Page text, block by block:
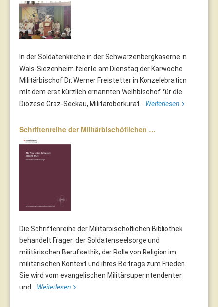
In der Soldatenkirche in der Schwarzenbergkaserne in
Wals-Siezenheim feierte am Dienstag der Karwoche
Militärbischof Dr. Werner Freistetter in Konzelebration
mit dem erst kürzlich ernannten Weihbischof für die
Diözese Graz-Seckau, Militäroberkurat... Weiterlesen
Schriftenreihe der Militärbischöflichen …
Die Schriftenreihe der Militärbischöflichen Bibliothek
behandelt Fragen der Soldatenseelsorge und
militärischen Berufsethik, der Rolle von Religion im
militärischen Kontext und ihres Beitrags zum Frieden.
Sie wird vom evangelischen Militärsuperintendenten
und... Weiterlesen